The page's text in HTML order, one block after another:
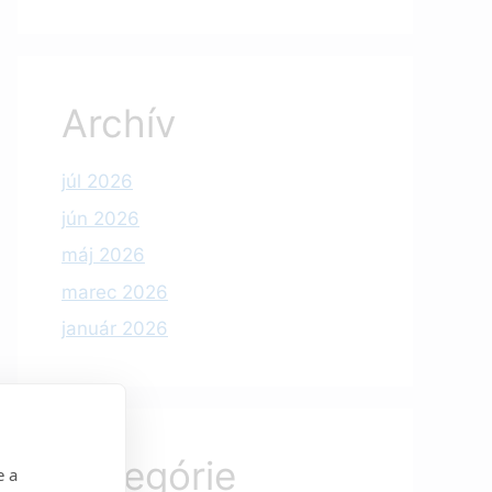
Archív
júl 2026
jún 2026
máj 2026
marec 2026
január 2026
Kategórie
a